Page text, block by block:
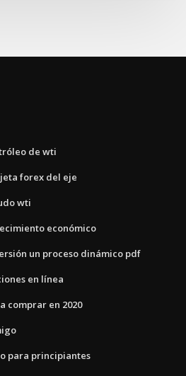
de wti
forex del eje
wti
económico
un proceso dinámico pdf
en línea
comprar en 2020
para principiantes